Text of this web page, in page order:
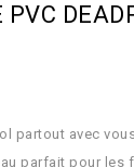
PVC
partout avec
parfait pour les